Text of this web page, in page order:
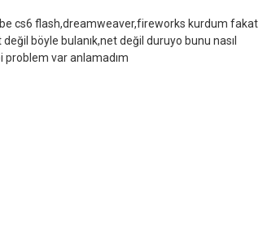
cs6 flash,dreamweaver,fireworks kurdum fakat
böyle bulanık,net değil duruyo bunu nasıl
var anlamadım